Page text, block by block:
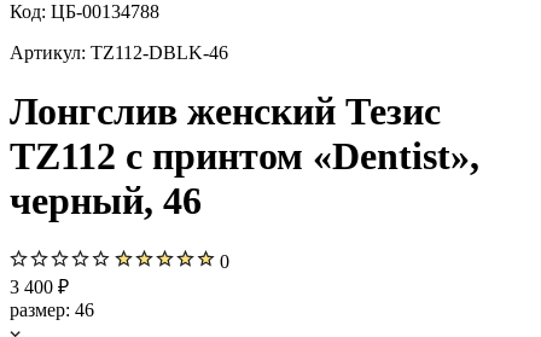
Код: ЦБ-00134788
Артикул: TZ112-DBLK-46
Лонгслив женский Тезис
TZ112 с принтом «Dentist»,
черный, 46
0
3 400 ₽
размер: 46